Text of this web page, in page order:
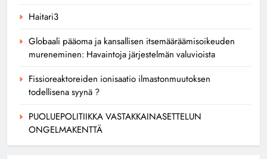
Haitari3
Globaali pääoma ja kansallisen itsemääräämisoikeuden
mureneminen: Havaintoja järjestelmän valuvioista
Fissioreaktoreiden ionisaatio ilmastonmuutoksen
todellisena syynä ?
PUOLUEPOLITIIKKA VASTAKKAINASETTELUN
ONGELMAKENTTÄ